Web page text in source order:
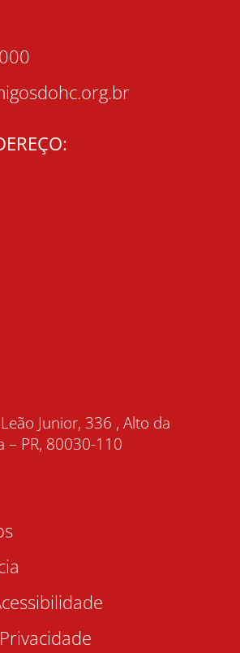
Junior, 336 , Alto da
– PR, 80030-110